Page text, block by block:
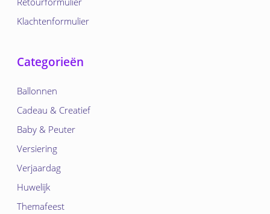
Klachtenformulier
Categorieën
Ballonnen
Cadeau & Creatief
Baby & Peuter
Versiering
Verjaardag
Huwelijk
Themafeest